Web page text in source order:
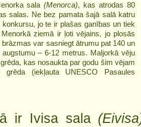
sala(Menorca), kas atrodas 80
salas. Ne bez pamata šajā salā katru
konkursu, jo te ir plašas ganības un tiek
ziemā ir ļoti vējains, jo plosās
var sasniegt ātrumu pat 140 un
– 6-12 metrus. Maljorkā vēju
kas nosaukta par godu šim vējam
grēda (iekļauta UNESCO Pasaules
ir Ivisa sala